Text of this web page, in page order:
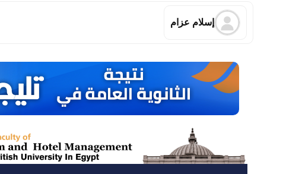
إسلام عزام